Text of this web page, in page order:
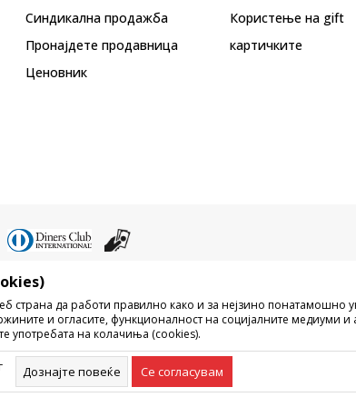
Синдикална продажба
Пронајдете продавница
Ценовник
Користење на gift
картичките
содржината од интернет страните на Sport Vision, делумно
да се отстапуваат на трети лица, јавно да се објавуваат
без писмена согласност од БДС.МК ДООЕЛ.
описот на производот, фотографијата и самата цена, но не
прикажани производи на сајтот се дел од нашата понуда, но
на производите може да ја проверите и на
www.sportvision.mk, ИзработкаNB SOFT. Сите права задржани.
страна да работи правилно како и за нејзино понатамошно
и огласите, функционалност на социјалните медиуми
употребата на колачиња (cookies).
Дознајте повеќе Се согласувам